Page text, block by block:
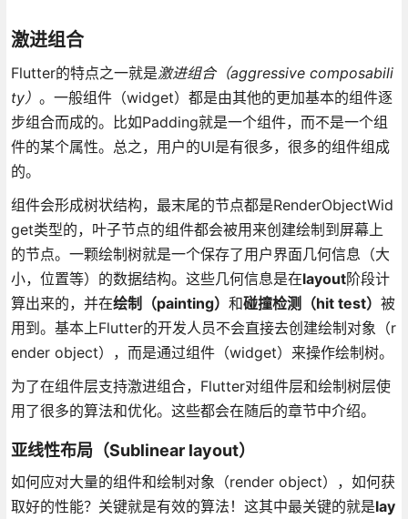
激进组合
Flutter的特点之一就是激进组合（aggressive composabili
ty） 。一般组件（widget）都是由其他的更加基本的组件逐
步组合而成的。比如Padding就是一个组件，而不是一个组
件的某个属性。总之，用户的UI是有很多，很多的组件组成
的。
组件会形成树状结构，最末尾的节点都是RenderObjectWid
get类型的，叶子节点的组件都会被用来创建绘制到屏幕上
的节点。一颗绘制树就是一个保存了用户界面几何信息（大
小，位置等）的数据结构。这些几何信息是在layout阶段计
算出来的，并在绘制（painting） 和碰撞检测（hit test） 被
用到。基本上Flutter的开发人员不会直接去创建绘制对象（r
ender object），而是通过组件（widget）来操作绘制树。
为了在组件层支持激进组合，Flutter对组件层和绘制树层使
用了很多的算法和优化。这些都会在随后的章节中介绍。
亚线性布局（Sublinear layout）
如何应对大量的组件和绘制对象（render object），如何获
取好的性能？关键就是有效的算法！这其中最关键的就是lay